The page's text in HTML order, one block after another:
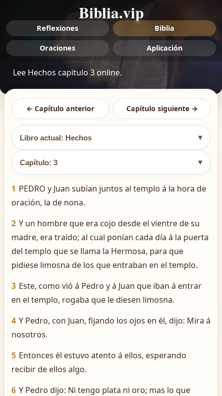
Biblia.vip
Reflexiones Biblia
Oraciones Aplicación
Lee Hechos capitulo 3 online.
← Capítulo anterior Capítulo siguiente →
Libro actual: Hechos ▾
Capítulo: 3 ▾
1 PEDRO y Juan subían juntos al templo á la hora de
oración, la de nona.
2 Y un hombre que era cojo desde el vientre de su
madre, era traído; al cual ponían cada día á la puerta
del templo que se llama la Hermosa, para que
pidiese limosna de los que entraban en el templo.
3 Este, como vió á Pedro y á Juan que iban á entrar
en el templo, rogaba que le diesen limosna.
4 Y Pedro, con Juan, fijando los ojos en él, dijo: Mira á
nosotros.
5 Entonces él estuvo atento á ellos, esperando
recibir de ellos algo.
6 Y Pedro dijo: Ni tengo plata ni oro; mas lo que